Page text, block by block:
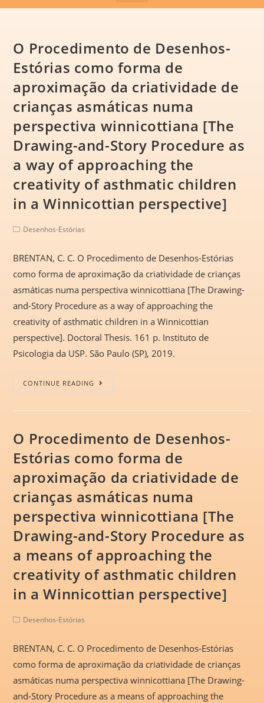
O Procedimento de Desenhos-
Estórias como forma de
aproximação da criatividade de
crianças asmáticas numa
perspectiva winnicottiana [The
Drawing-and-Story Procedure as
a way of approaching the
creativity of asthmatic children
in a Winnicottian perspective]
Desenhos-Estórias
BRENTAN, C. C. O Procedimento de Desenhos-Estórias
como forma de aproximação da criatividade de crianças
asmáticas numa perspectiva winnicottiana [The Drawing-
and-Story Procedure as a way of approaching the
creativity of asthmatic children in a Winnicottian
perspective]. Doctoral Thesis. 161 p. Instituto de
Psicologia da USP. São Paulo (SP), 2019.
CONTINUE READING
O Procedimento de Desenhos-
Estórias como forma de
aproximação da criatividade de
crianças asmáticas numa
perspectiva winnicottiana [The
Drawing-and-Story Procedure as
a means of approaching the
creativity of asthmatic children
in a Winnicottian perspective]
Desenhos-Estórias
BRENTAN, C. C. O Procedimento de Desenhos-Estórias
como forma de aproximação da criatividade de crianças
asmáticas numa perspectiva winnicottiana [The Drawing-
and-Story Procedure as a means of approaching the